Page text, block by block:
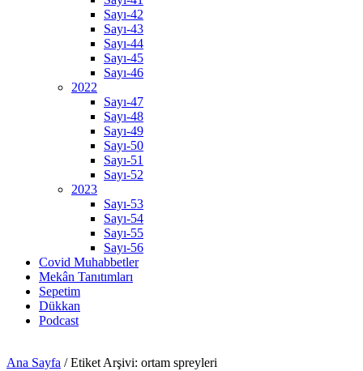
Sayı-42
Sayı-43
Sayı-44
Sayı-45
Sayı-46
2022
Sayı-47
Sayı-48
Sayı-49
Sayı-50
Sayı-51
Sayı-52
2023
Sayı-53
Sayı-54
Sayı-55
Sayı-56
Covid Muhabbetler
Mekân Tanıtımları
Sepetim
Dükkan
Podcast
Ana Sayfa / Etiket Arşivi: ortam spreyleri